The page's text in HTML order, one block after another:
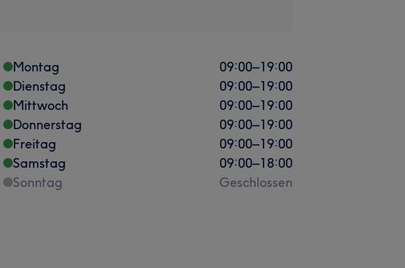
Montag 09:00–19:00
Dienstag
09:00–19:00
Mittwoch
09:00–19:00
Donnerstag
09:00–19:00
Freitag
09:00–19:00
Samstag
09:00–18:00
Sonntag
Geschlossen